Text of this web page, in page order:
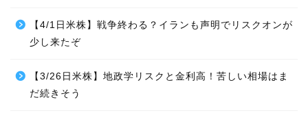
【4/1日米株】戦争終わる？イランも声明でリスクオンが
少し来たぞ
【3/26日米株】地政学リスクと金利高！苦しい相場はま
だ続きそう